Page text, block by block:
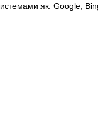
як: Google,